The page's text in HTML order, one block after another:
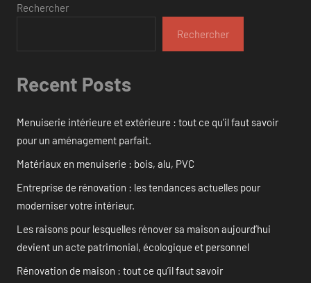
Rechercher
Rechercher
Recent Posts
Menuiserie intérieure et extérieure : tout ce qu’il faut savoir
pour un aménagement parfait.
Matériaux en menuiserie : bois, alu, PVC
Entreprise de rénovation : les tendances actuelles pour
moderniser votre intérieur.
Les raisons pour lesquelles rénover sa maison aujourd’hui
devient un acte patrimonial, écologique et personnel
Rénovation de maison : tout ce qu’il faut savoir